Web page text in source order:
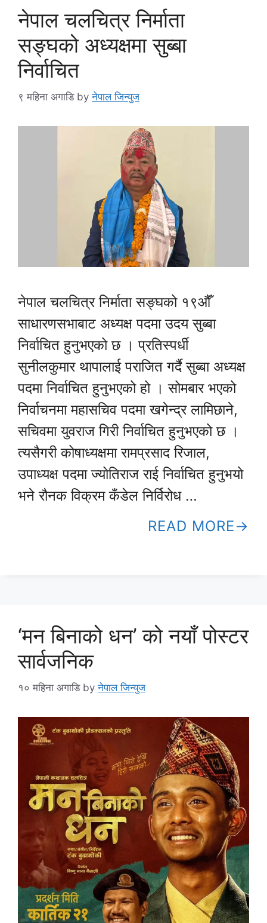
नेपाल चलचित्र निर्माता
सङ्घको अध्यक्षमा सुब्बा
निर्वाचित
९ महिना अगाडि byनेपाल जिन्युज
नेपाल चलचित्र निर्माता सङ्घको १९औँ
साधारणसभाबाट अध्यक्ष पदमा उदय सुब्बा
निर्वाचित हुनुभएको छ । प्रतिस्पर्धी
सुनीलकुमार थापालाई पराजित गर्दै सुब्बा अध्यक्ष
पदमा निर्वाचित हुनुभएको हो । सोमबार भएको
निर्वाचनमा महासचिव पदमा खगेन्द्र लामिछाने,
सचिवमा युवराज गिरी निर्वाचित हुनुभएको छ ।
त्यसैगरी कोषाध्यक्षमा रामप्रसाद रिजाल,
उपाध्यक्ष पदमा ज्योतिराज राई निर्वाचित हुनुभयो
भने रौनक विक्रम कँडेल निर्विरोध …
READ MORE
‘मन बिनाको धन’ को नयाँ पोस्टर
सार्वजनिक
१० महिना अगाडि byनेपाल जिन्युज